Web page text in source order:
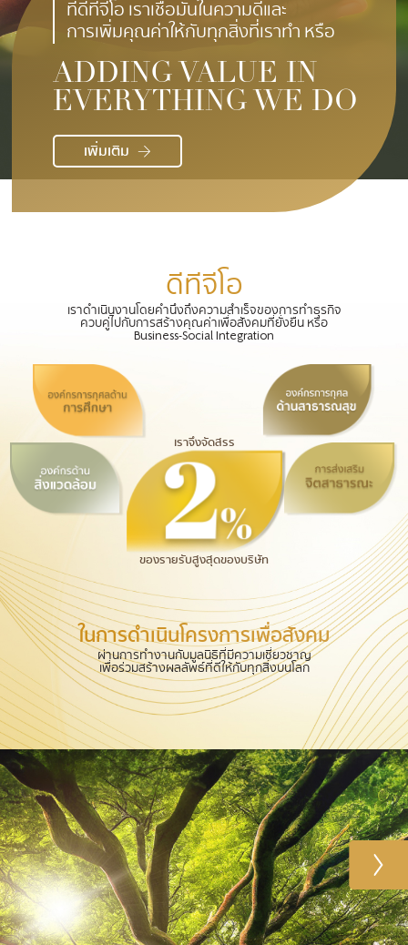
ที่ดีทีจีโอ เราเชื่อมั่นในความดีและ
การเพิ่มคุณค่าให้กับทุกสิ่งที่เราทำ หรือ
ADDING VALUE IN
EVERYTHING WE DO
เพิ่มเติม
ดีทีจีโอ
เราดำเนินงานโดยคำนึงถึงความสำเร็จของการทำธุรกิจ
ควบคู่ไปกับการสร้างคุณค่าเพื่อสังคมที่ยั่งยืน หรือ
Business-Social Integration
เราจึงจัดสรร
ของรายรับสูงสุดของบริษัท
ในการดำเนินโครงการเพื่อสังคม
ผ่านการทำงานกับมูลนิธิที่มีความเชี่ยวชาญ
เพื่อร่วมสร้างผลลัพธ์ที่ดีให้กับทุกสิ่งบนโลก